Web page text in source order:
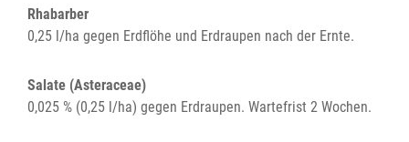
Rhabarber
0,25 l/ha gegen Erdflöhe und Erdraupen nach der Ernte.
Salate (Asteraceae)
0,025 % (0,25 l/ha) gegen Erdraupen. Wartefrist 2 Wochen.